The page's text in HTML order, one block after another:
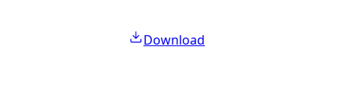
Download